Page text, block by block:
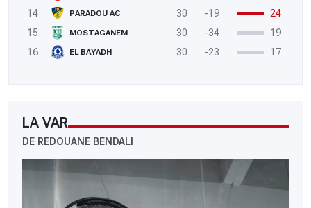
14
PARADOU AC 30 -19
24
15
MOSTAGANEM 30 -34
19
16
EL BAYADH 30 -23 17
LA VAR
DE REDOUANE BENDALI